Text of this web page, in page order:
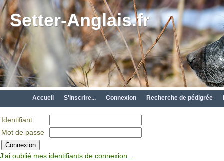
Setter-Anglais.fr
Accueil S'inscrire... Connexion Recherche de pédigrée
Identifiant
Mot de passe
J'ai oublié mes identifiants de connexion...